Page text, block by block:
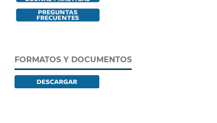
FORMATOS Y DOCUMENTOS